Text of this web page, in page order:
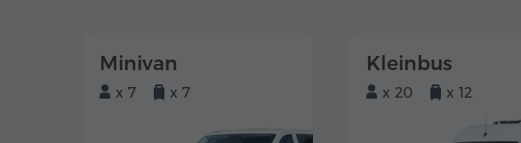
Minivan
x 7 x 7
Kleinbus
x 20 x 12